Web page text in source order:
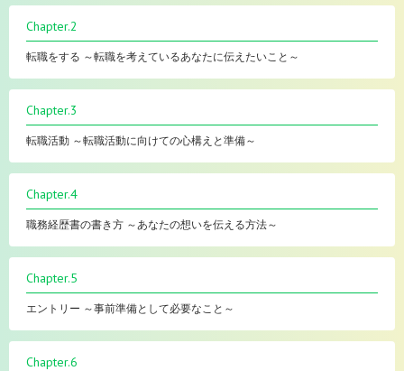
Chapter.2
転職をする ～転職を考えているあなたに伝えたいこと～
Chapter.3
転職活動 ～転職活動に向けての心構えと準備～
Chapter.4
職務経歴書の書き方 ～あなたの想いを伝える方法～
Chapter.5
エントリー ～事前準備として必要なこと～
Chapter.6